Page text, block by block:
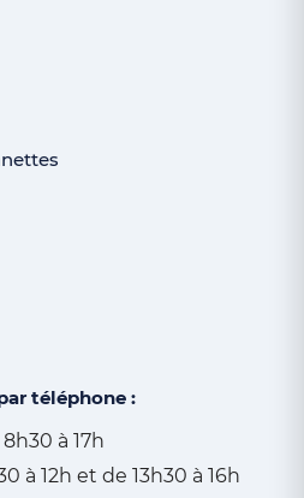
téléphone :
à 17h
à 12h et de 13h30 à 16h